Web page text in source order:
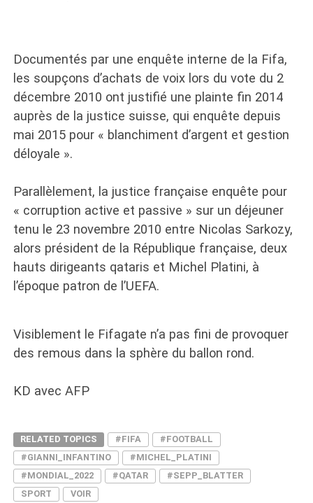
Documentés par une enquête interne de la Fifa,
les soupçons d’achats de voix lors du vote du 2
décembre 2010 ont justifié une plainte fin 2014
auprès de la justice suisse, qui enquête depuis
mai 2015 pour « blanchiment d’argent et gestion
déloyale ».
Parallèlement, la justice française enquête pour
« corruption active et passive » sur un déjeuner
tenu le 23 novembre 2010 entre Nicolas Sarkozy,
alors président de la République française, deux
hauts dirigeants qataris et Michel Platini, à
l’époque patron de l’UEFA.
Visiblement le Fifagate n’a pas fini de provoquer
des remous dans la sphère du ballon rond.
KD avec AFP
RELATED TOPICS #FIFA
#FOOTBALL
#GIANNI_INFANTINO
#MICHEL_PLATINI
#MONDIAL_2022
#QATAR
#SEPP_BLATTER
SPORT
VOIR